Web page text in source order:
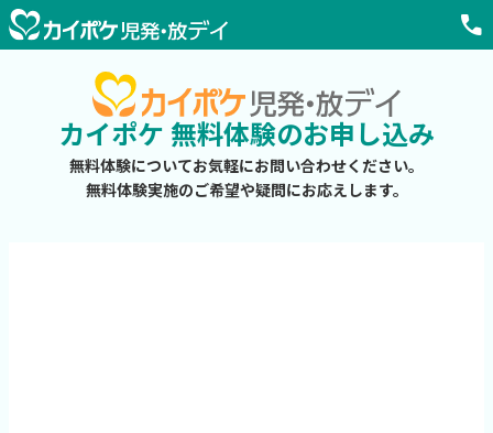
call
カイポケ 無料体験のお申し込み
無料体験についてお気軽にお問い合わせください。
無料体験実施のご希望や疑問にお応えします。